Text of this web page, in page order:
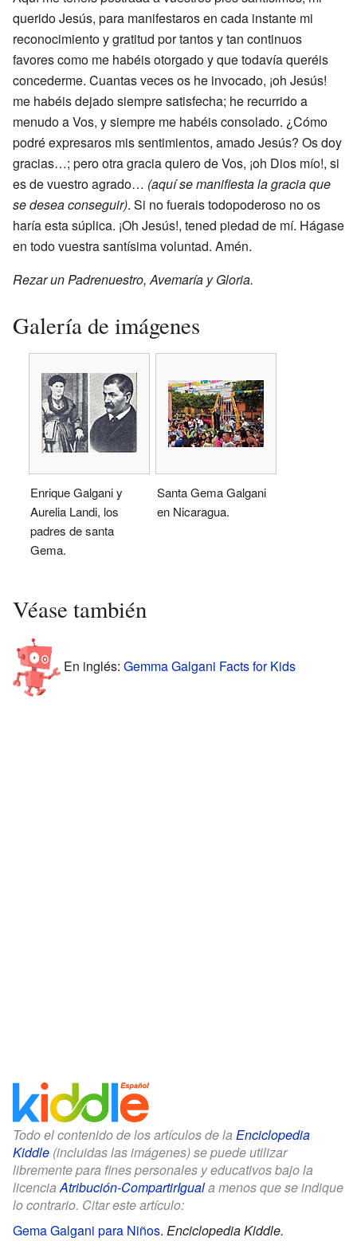
querido Jesús, para manifestaros en cada instante mi
reconocimiento y gratitud por tantos y tan continuos
favores como me habéis otorgado y que todavía queréis
concederme. Cuantas veces os he invocado, ¡oh Jesús!
me habéis dejado siempre satisfecha; he recurrido a
menudo a Vos, y siempre me habéis consolado. ¿Cómo
podré expresaros mis sentimientos, amado Jesús? Os doy
gracias…; pero otra gracia quiero de Vos, ¡oh Dios mío!, si
es de vuestro agrado… (aquí se manifiesta la gracia que
se desea conseguir). Si no fuerais todopoderoso no os
haría esta súplica. ¡Oh Jesús!, tened piedad de mí. Hágase
en todo vuestra santísima voluntad. Amén.
Rezar un Padrenuestro, Avemaría y Gloria.
Galería de imágenes
Enrique Galgani y
Aurelia Landi, los
padres de santa
Gema.
Santa Gema Galgani
en Nicaragua.
Véase también
En inglés: Gemma Galgani Facts for Kids
Todo el contenido de los artículos de la Enciclopedia
Kiddle (incluidas las imágenes) se puede utilizar
libremente para fines personales y educativos bajo la
licenciaAtribución-CompartirIguala menos que se indique
lo contrario. Citar este artículo:
Gema Galgani para Niños. Enciclopedia Kiddle.